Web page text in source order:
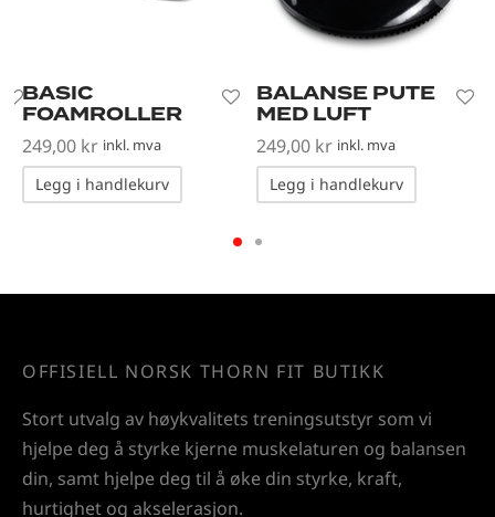
BASIC
FOAMROLLER
249,00 kr inkl. mva
Legg i handlekurv
BALANSE PUTE
MED LUFT
249,00 kr inkl. mva
Legg i handlekurv
OFFISIELL NORSK THORN FIT BUTIKK
Stort utvalg av høykvalitets treningsutstyr som vi
hjelpe deg å styrke kjerne muskelaturen og balansen
din, samt hjelpe deg til å øke din styrke, kraft,
hurtighet og akselerasjon.